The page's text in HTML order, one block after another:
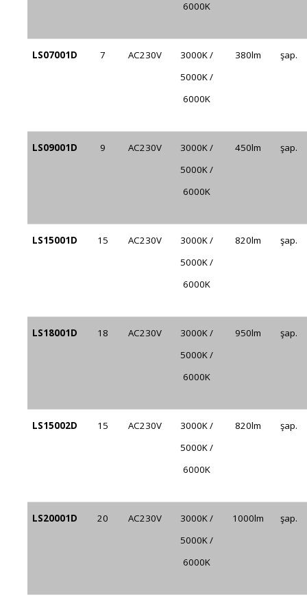
6000K
LS07001D 7 AC230V
3000K /
5000K /
6000K
380lm şap.
LS09001D 9 AC230V
3000K /
5000K /
6000K
450lm şap.
LS15001D 15 AC230V
3000K /
5000K /
6000K
820lm şap.
LS18001D 18 AC230V
3000K /
5000K /
6000K
950lm şap.
LS15002D 15 AC230V
3000K /
5000K /
6000K
820lm şap.
LS20001D 20 AC230V
3000K /
5000K /
6000K
1000lm şap.